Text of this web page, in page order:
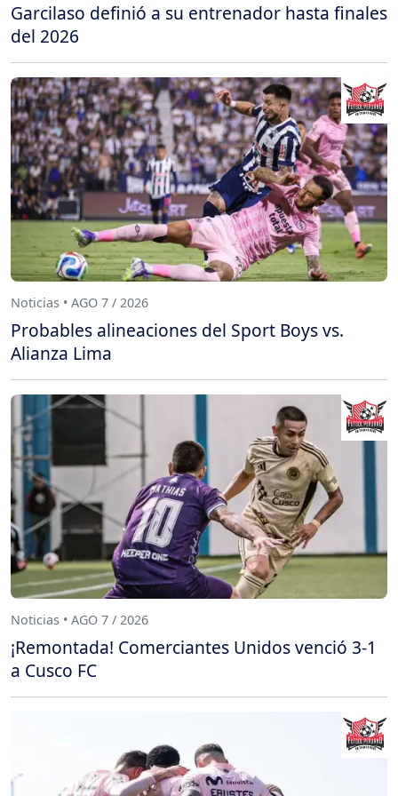
Garcilaso definió a su entrenador hasta finales
del 2026
Noticias • AGO 7 / 2026
Probables alineaciones del Sport Boys vs.
Alianza Lima
Noticias • AGO 7 / 2026
¡Remontada! Comerciantes Unidos venció 3-1
a Cusco FC